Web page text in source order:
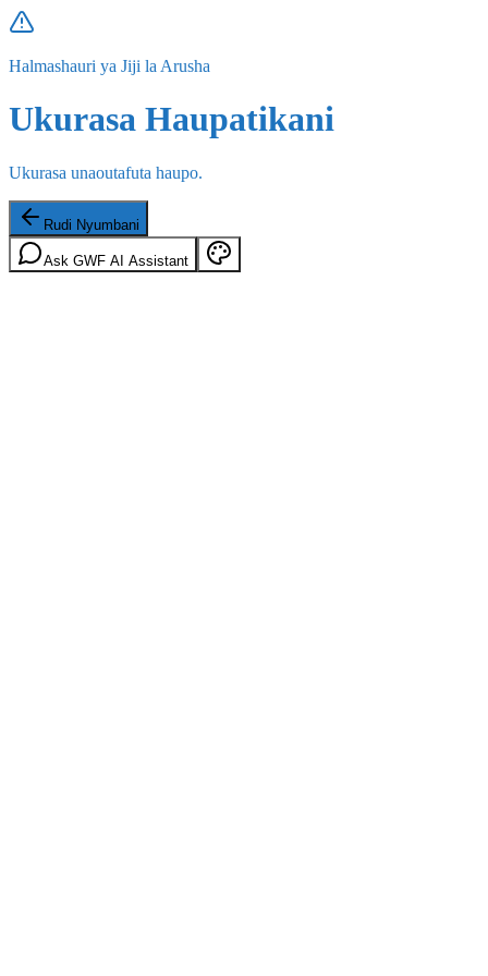
Halmashauri ya Jiji la Arusha
Ukurasa Haupatikani
Ukurasa unaoutafuta haupo.
Rudi Nyumbani
Ask GWF AI Assistant